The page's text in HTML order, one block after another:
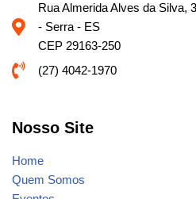
Rua Almerida Alves da Silva,
- Serra - ES
CEP 29163-250
(27) 4042-1970
Nosso Site
Home
Quem Somos